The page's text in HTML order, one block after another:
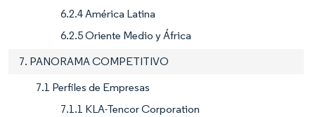
6.2.4 América Latina
6.2.5 Oriente Medio y África
7. PANORAMA COMPETITIVO
7.1 Perfiles de Empresas
7.1.1 KLA-Tencor Corporation